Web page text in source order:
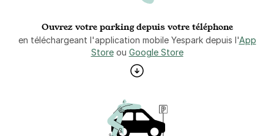
Ouvrez votre parking depuis votre téléphone
en téléchargeant l'application mobile Yespark depuis l'App
Storeou Google Store